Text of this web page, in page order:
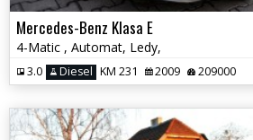
Mercedes-Benz Klasa E
4-Matic , Automat, Ledy,
3.0 Diesel KM 231 2009 209000